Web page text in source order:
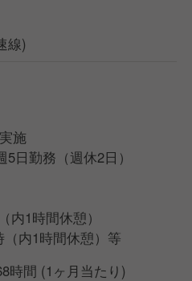
線)
施
日勤務（週休2日）
内1時間休憩）
内1時間休憩）等
時間 (1ヶ月当たり)